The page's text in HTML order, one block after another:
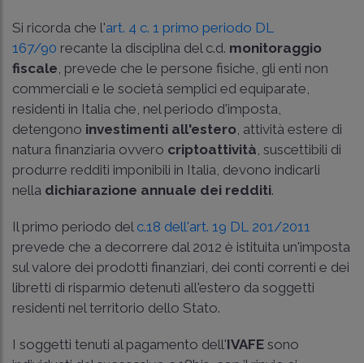
Si ricorda che l'art. 4 c. 1 primo periodo DL
167/90 recante la disciplina del c.d. monitoraggio
fiscale , prevede che le persone fisiche, gli enti non
commerciali e le società semplici ed equiparate,
residenti in Italia che, nel periodo d'imposta,
detengono investimenti all'estero , attività estere di
natura finanziaria ovvero criptoattività , suscettibili di
produrre redditi imponibili in Italia, devono indicarli
nella dichiarazione annuale dei redditi.
Il primo periodo del c.18 dell'art. 19 DL 201/2011
prevede che a decorrere dal 2012 è istituita un'imposta
sul valore dei prodotti finanziari, dei conti correnti e dei
libretti di risparmio detenuti all'estero da soggetti
residenti nel territorio dello Stato.
I soggetti tenuti al pagamento dell'IVAFE sono